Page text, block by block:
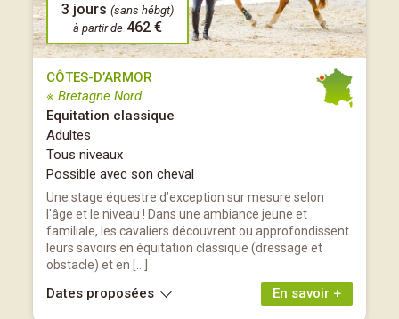
3 jours (sans hébgt)
à partir de 462 €
CÔTES-D’ARMOR
※ Bretagne Nord
Equitation classique
Adultes
Tous niveaux
Possible avec son cheval
Une stage équestre d’exception sur mesure selon
l'âge et le niveau ! Dans une ambiance jeune et
familiale, les cavaliers découvrent ou approfondissent
leurs savoirs en équitation classique (dressage et
obstacle) et en […]
En savoir +
Dates proposées